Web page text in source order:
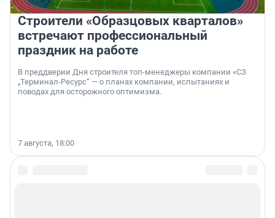
Строители «Образцовых кварталов»
встречают профессиональный
праздник на работе
В преддверии Дня строителя топ-менеджеры компании «СЗ
„Терминал-Ресурс“ — о планах компании, испытаниях и
поводах для осторожного оптимизма.
7 августа, 18:00